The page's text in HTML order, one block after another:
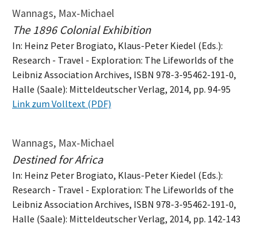
Wannags, Max-Michael
The 1896 Colonial Exhibition
In: Heinz Peter Brogiato, Klaus-Peter Kiedel (Eds.):
Research - Travel - Exploration: The Lifeworlds of the
Leibniz Association Archives, ISBN 978-3-95462-191-0,
Halle (Saale): Mitteldeutscher Verlag, 2014, pp. 94-95
Link zum Volltext (PDF)
Wannags, Max-Michael
Destined for Africa
In: Heinz Peter Brogiato, Klaus-Peter Kiedel (Eds.):
Research - Travel - Exploration: The Lifeworlds of the
Leibniz Association Archives, ISBN 978-3-95462-191-0,
Halle (Saale): Mitteldeutscher Verlag, 2014, pp. 142-143